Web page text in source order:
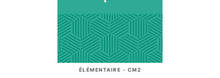
ÉLÉMENTAIRE - CM2